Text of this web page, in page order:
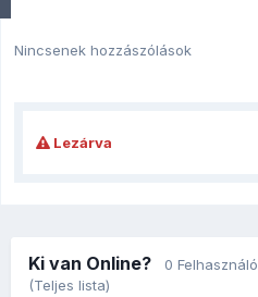
Nincsenek hozzászólások
Lezárva
Ki van Online? 0 Felhasználó
(Teljes lista)